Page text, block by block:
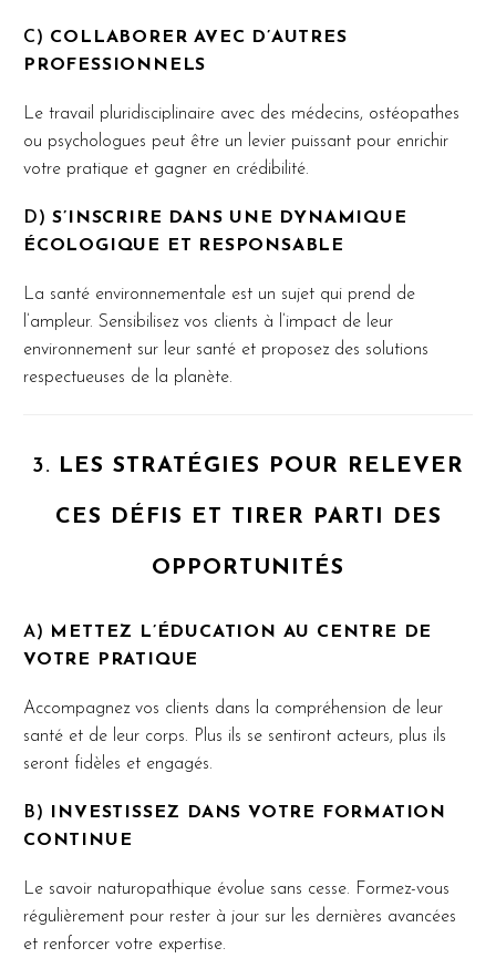
C) COLLABORER AVEC D’AUTRES
PROFESSIONNELS
Le travail pluridisciplinaire avec des médecins, ostéopathes
ou psychologues peut être un levier puissant pour enrichir
votre pratique et gagner en crédibilité.
D)S’INSCRIRE DANS UNE DYNAMIQUE
ÉCOLOGIQUE ET RESPONSABLE
La santé environnementale est un sujet qui prend de
l’ampleur. Sensibilisez vos clients à l’impact de leur
environnement sur leur santé et proposez des solutions
respectueuses de la planète.
3. LES STRATÉGIES POUR RELEVER
CES DÉFIS ET TIRER PARTI DES
OPPORTUNITÉS
A) METTEZ L’ÉDUCATION AU CENTRE DE
VOTRE PRATIQUE
Accompagnez vos clients dans la compréhension de leur
santé et de leur corps. Plus ils se sentiront acteurs, plus ils
seront fidèles et engagés.
B)
INVESTISSEZ DANS VOTRE FORMATION
CONTINUE
Le savoir naturopathique évolue sans cesse. Formez-vous
régulièrement pour rester à jour sur les dernières avancées
et renforcer votre expertise.